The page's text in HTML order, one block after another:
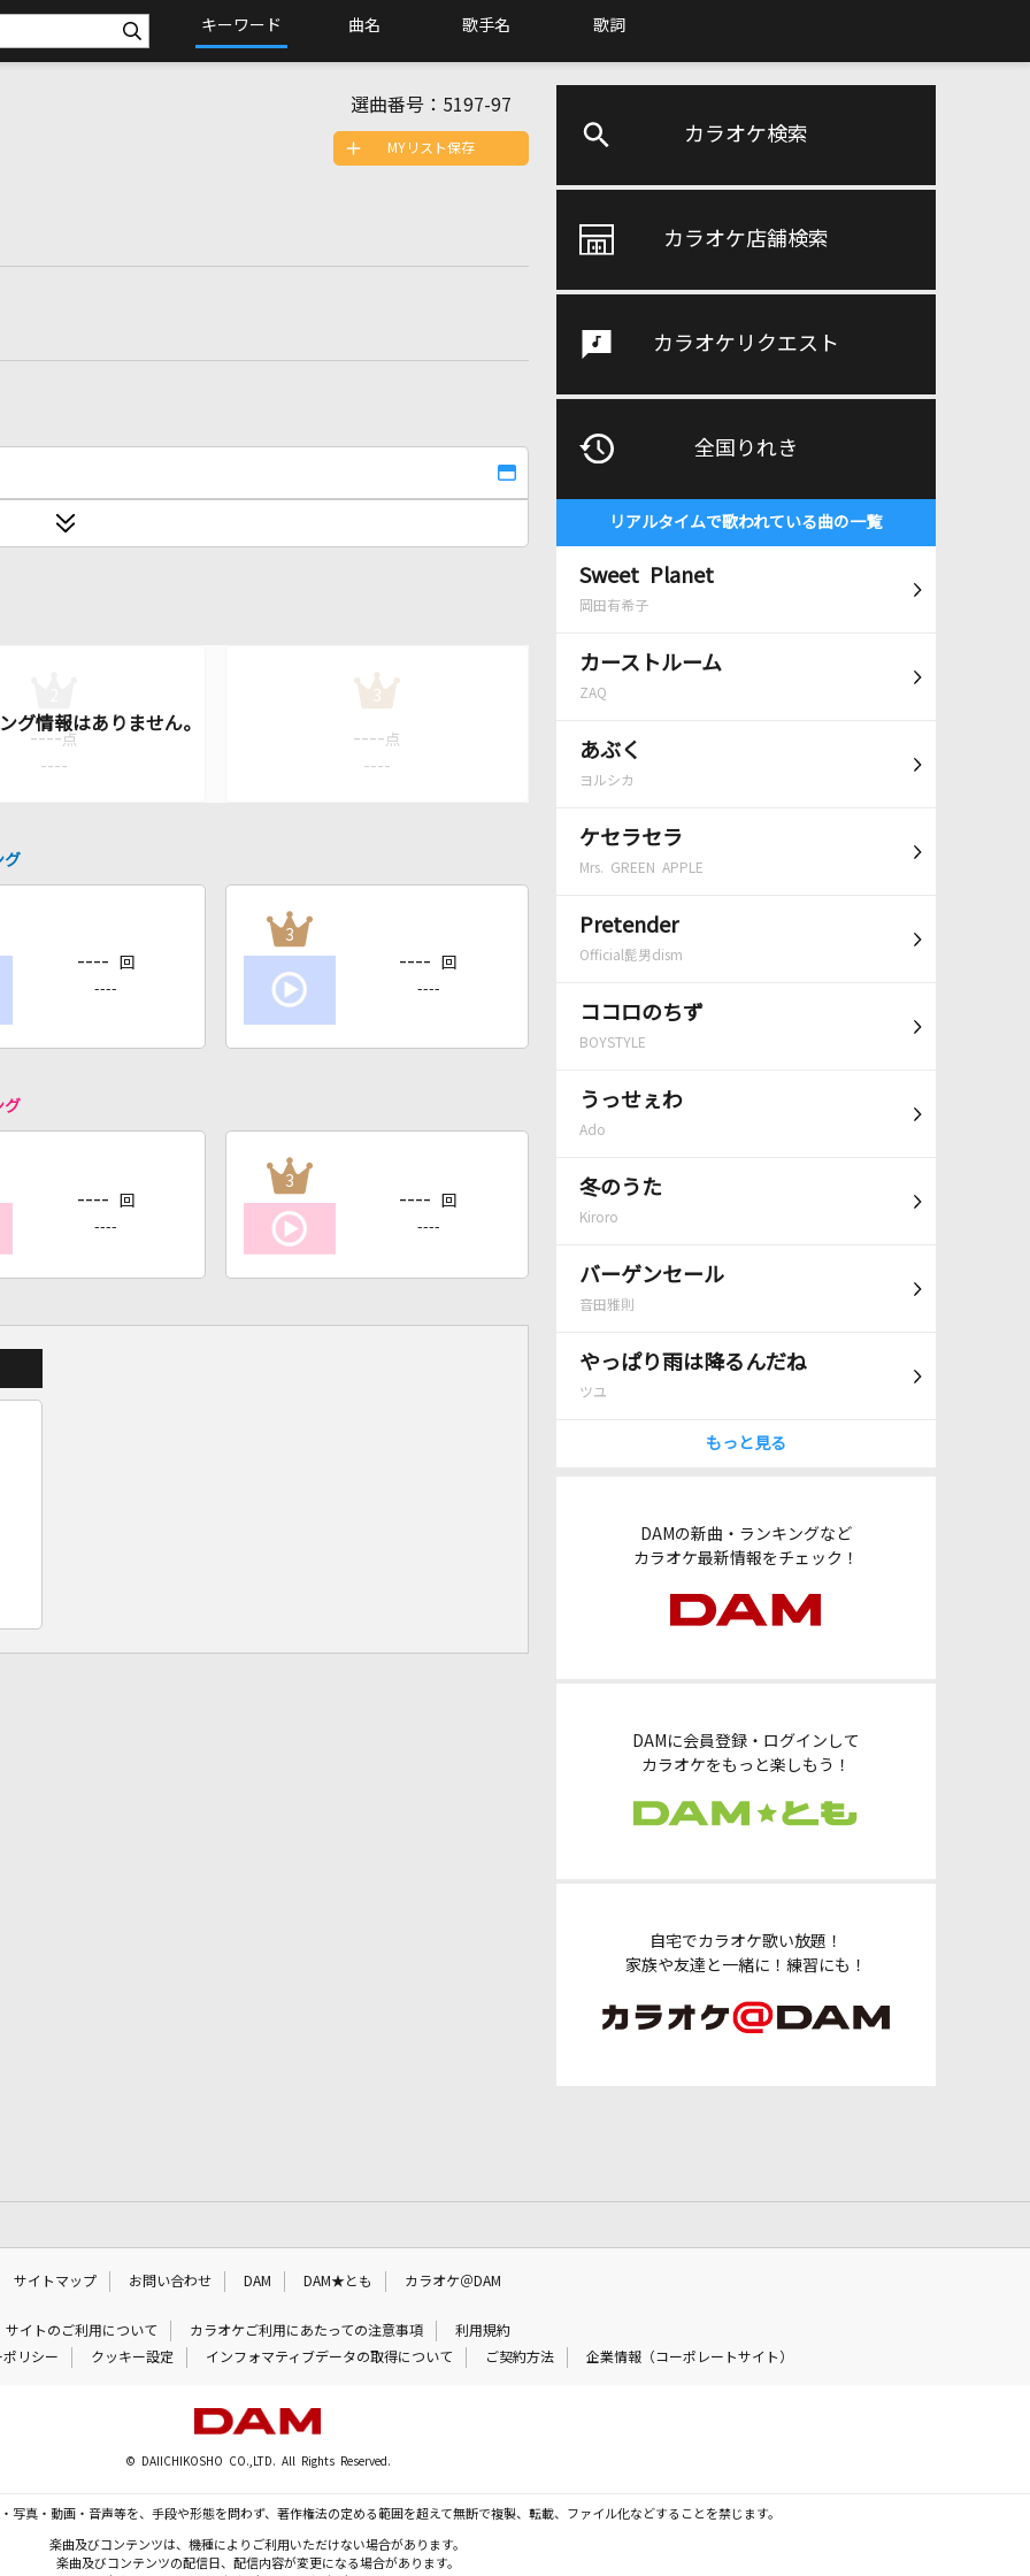
キーワード 曲名 歌手名 歌詞
カラオケ検索
カラオケ店舗検索
カラオケリクエスト
全国りれき
リアルタイムで歌われている曲の一覧
Sweet Planet
岡田有希子
カーストルーム
ZAQ
あぶく
ヨルシカ
ケセラセラ
Mrs. GREEN APPLE
Pretender
Official髭男dism
ココロのちず
BOYSTYLE
うっせぇわ
Ado
冬のうた
Kiroro
バーゲンセール
音田雅則
やっぱり雨は降るんだね
ツユ
もっと見る
DAMの新曲・ランキングなど
カラオケ最新情報をチェック！
DAMに会員登録・ログインして
カラオケをもっと楽しもう！
自宅でカラオケ歌い放題！
家族や友達と一緒に！練習にも！
選曲番号： 5197-97
MYリスト保存
---- 点
----
3
---- 点
----
グ
---- 回
----
3
---- 回
----
グ
---- 回
----
3
---- 回
----
サイトマップ お問い合わせ DAM DAM★とも カラオケ＠DAM
サイトのご利用について カラオケご利用にあたっての注意事項
利用規約
リシー
クッキー設定 インフォマティブデータの取得について ご契約方法 企業情報（コーポレートサイト）
© DAIICHIKOSHO CO.,LTD. All Rights Reserved.
写真・動画・音声等を、手段や形態を問わず、著作権法の定める範囲を超えて無断で複製、転載、ファイル化などすることを禁じます。
楽曲及びコンテンツは、機種によりご利用いただけない場合があります。
楽曲及びコンテンツの配信日、配信内容が変更になる場合があります。